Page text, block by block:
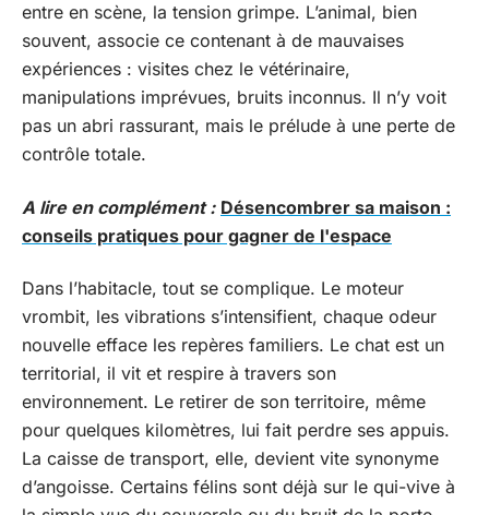
entre en scène, la tension grimpe. L’animal, bien
souvent, associe ce contenant à de mauvaises
expériences : visites chez le vétérinaire,
manipulations imprévues, bruits inconnus. Il n’y voit
pas un abri rassurant, mais le prélude à une perte de
contrôle totale.
A lire en complément : Désencombrer sa maison :
conseils pratiques pour gagner de l'espace
Dans l’habitacle, tout se complique. Le moteur
vrombit, les vibrations s’intensifient, chaque odeur
nouvelle efface les repères familiers. Le chat est un
territorial, il vit et respire à travers son
environnement. Le retirer de son territoire, même
pour quelques kilomètres, lui fait perdre ses appuis.
La caisse de transport, elle, devient vite synonyme
d’angoisse. Certains félins sont déjà sur le qui-vive à